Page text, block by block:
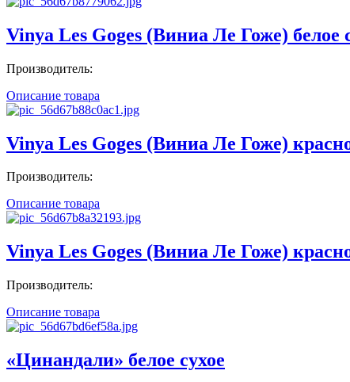
Vinya Les Goges (Виниа Ле Гоже) белое
Производитель:
Описание товара
Vinya Les Goges (Виниа Ле Гоже)
Производитель:
Описание товара
Vinya Les Goges (Виниа Ле Гоже)
Производитель:
Описание товара
«Цинандали» белое сухое